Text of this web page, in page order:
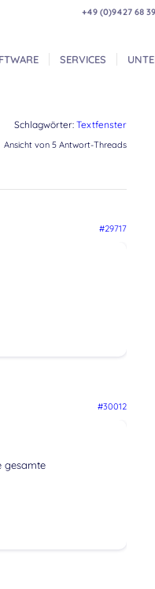
+49 (0)9427 68
SERVICES
Schlagwörter: Textfenster
Ansicht von 5 Antwort-Threads
#29717
#30012
gesamte